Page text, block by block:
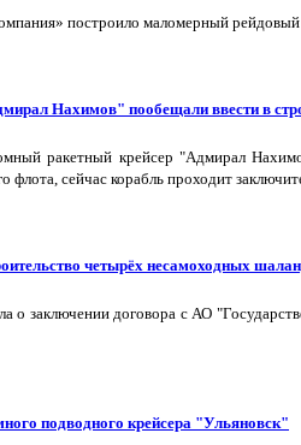
построило маломерный
Нахимов" пообещали ввести в
ракетный крейсер "Адмирал
флота, сейчас корабль проходит
четырёх несамоходных
о заключении договора с АО
подводного крейсера "Ульяновск"